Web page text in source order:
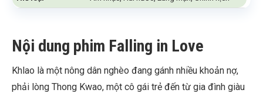
Nội dung phim Falling in Love
Khlao là một nông dân nghèo đang gánh nhiều khoản nợ,
phải lòng Thong Kwao, một cô gái trẻ đến từ gia đình giàu